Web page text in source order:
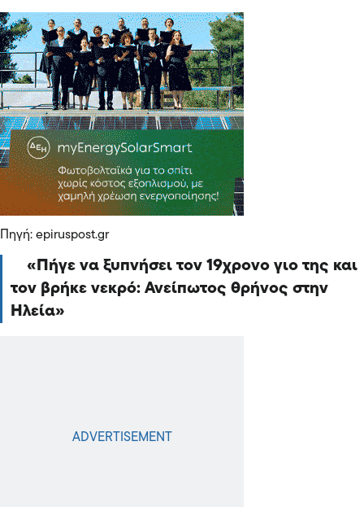
Πηγή: epiruspost.gr
Πήγε να ξυπνήσει τον 19χρονο γιο της και
τον βρήκε νεκρό: Ανείπωτος θρήνος στην
Ηλεία